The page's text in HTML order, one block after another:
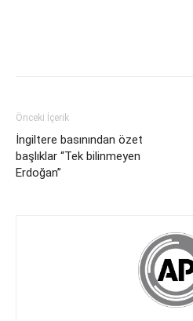
Önceki İçerik
İngiltere basınından özet
başlıklar “Tek bilinmeyen
Erdoğan”